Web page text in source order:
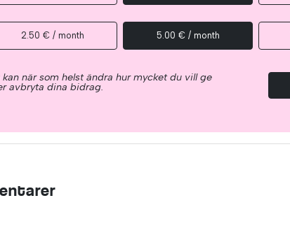
2.50 € / month 5.00 € / month
kan när som helst ändra hur mycket du vill ge
avbryta dina bidrag.